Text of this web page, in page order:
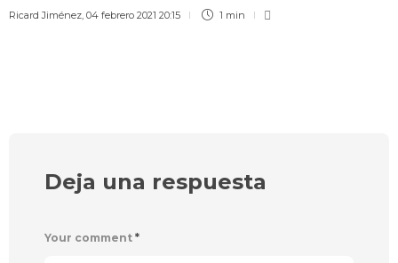
Ricard Jiménez 04 febrero 2021 20:15 1 min
Deja una respuesta
Your comment *